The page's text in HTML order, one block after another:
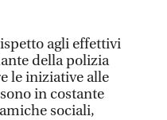
agli effettivi
della polizia
le iniziative alle
in costante
sociali,